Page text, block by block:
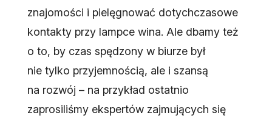
znajomości i pielęgnować dotychczasowe
kontakty przy lampce wina. Ale dbamy też
o to, by czas spędzony w biurze był
nie tylko przyjemnością, ale i szansą
na rozwój – na przykład ostatnio
zaprosiliśmy ekspertów zajmujących się